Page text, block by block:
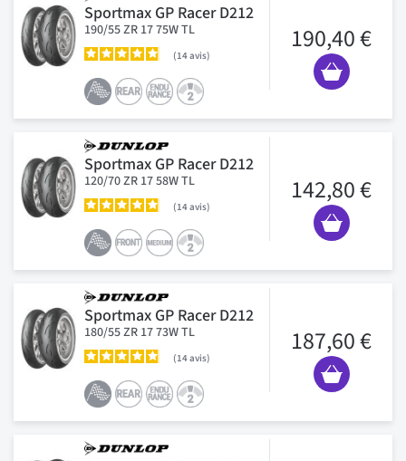
Sportmax GP Racer D212
190/55 ZR 17 75W TL
14avis
190,40 €
Sportmax GP Racer D212
120/70 ZR 17 58W TL
14avis
142,80 €
Sportmax GP Racer D212
180/55 ZR 17 73W TL
14avis
187,60 €